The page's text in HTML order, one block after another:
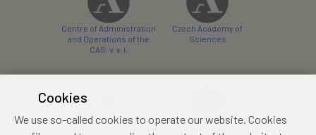
Centre of Administration
and Operations of the
CAS, v. v. i.
Czech Academy of
Sciences
Cookies
We use so-called cookies to operate our website. Cookies